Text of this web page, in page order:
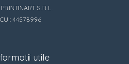
S.R.L.
CUI: 44578996
utile